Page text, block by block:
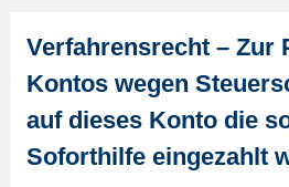
Verfahrensrecht – Zur
Kontos wegen
auf dieses Konto die
Soforthilfe eingezahlt